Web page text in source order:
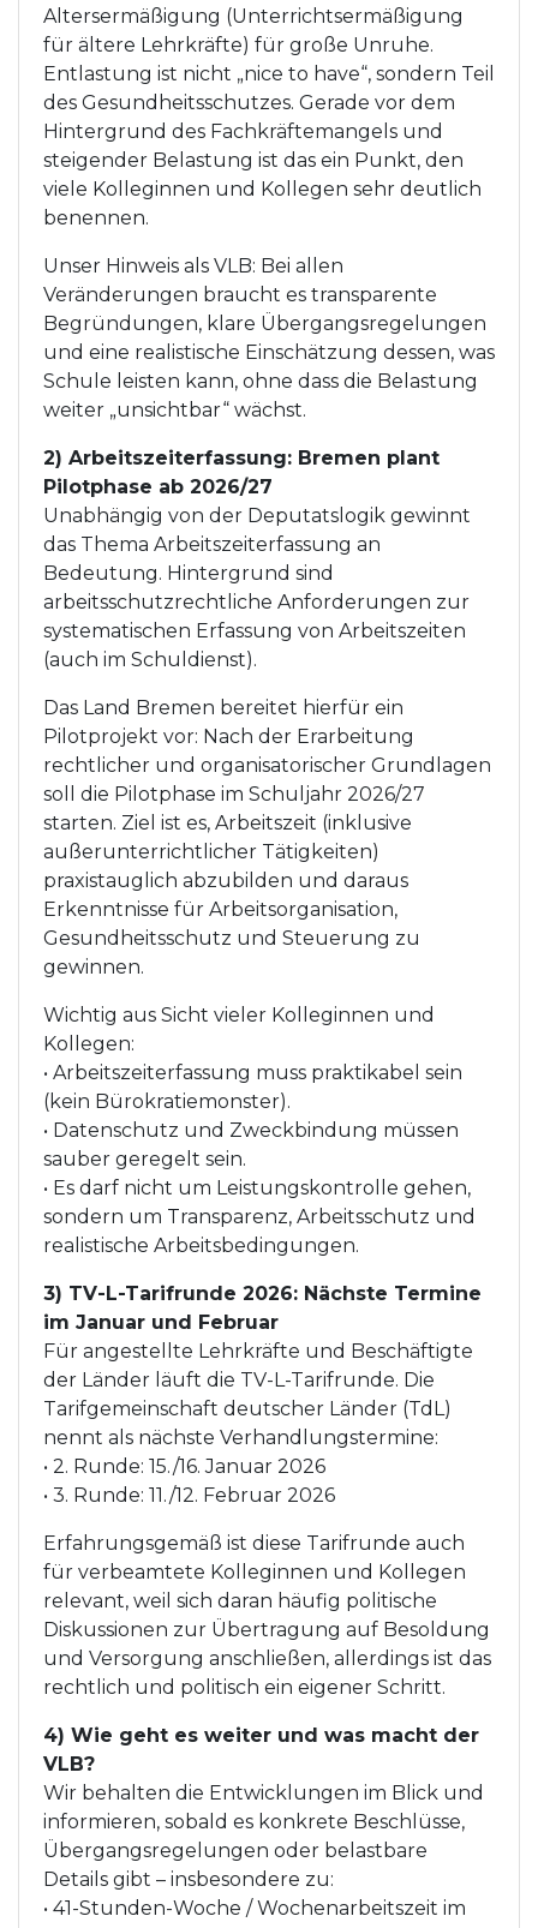
Altersermäßigung (Unterrichtsermäßigung
für ältere Lehrkräfte) für große Unruhe.
Entlastung ist nicht „nice to have“, sondern Teil
des Gesundheitsschutzes. Gerade vor dem
Hintergrund des Fachkräftemangels und
steigender Belastung ist das ein Punkt, den
viele Kolleginnen und Kollegen sehr deutlich
benennen.
Unser Hinweis als VLB: Bei allen
Veränderungen braucht es transparente
Begründungen, klare Übergangsregelungen
und eine realistische Einschätzung dessen, was
Schule leisten kann, ohne dass die Belastung
weiter „unsichtbar“ wächst.
2) Arbeitszeiterfassung: Bremen plant
Pilotphase ab 2026/27
Unabhängig von der Deputatslogik gewinnt
das Thema Arbeitszeiterfassung an
Bedeutung. Hintergrund sind
arbeitsschutzrechtliche Anforderungen zur
systematischen Erfassung von Arbeitszeiten
(auch im Schuldienst).
Das Land Bremen bereitet hierfür ein
Pilotprojekt vor: Nach der Erarbeitung
rechtlicher und organisatorischer Grundlagen
soll die Pilotphase im Schuljahr 2026/27
starten. Ziel ist es, Arbeitszeit (inklusive
außerunterrichtlicher Tätigkeiten)
praxistauglich abzubilden und daraus
Erkenntnisse für Arbeitsorganisation,
Gesundheitsschutz und Steuerung zu
gewinnen.
Wichtig aus Sicht vieler Kolleginnen und
Kollegen:
• Arbeitszeiterfassung muss praktikabel sein
(kein Bürokratiemonster).
• Datenschutz und Zweckbindung müssen
sauber geregelt sein.
• Es darf nicht um Leistungskontrolle gehen,
sondern um Transparenz, Arbeitsschutz und
realistische Arbeitsbedingungen.
3) TV-L-Tarifrunde 2026: Nächste Termine
im Januar und Februar
Für angestellte Lehrkräfte und Beschäftigte
der Länder läuft die TV-L-Tarifrunde. Die
Tarifgemeinschaft deutscher Länder (TdL)
nennt als nächste Verhandlungstermine:
• 2. Runde: 15./16. Januar 2026
• 3. Runde: 11./12. Februar 2026
Erfahrungsgemäß ist diese Tarifrunde auch
für verbeamtete Kolleginnen und Kollegen
relevant, weil sich daran häufig politische
Diskussionen zur Übertragung auf Besoldung
und Versorgung anschließen, allerdings ist das
rechtlich und politisch ein eigener Schritt.
4) Wie geht es weiter und was macht der
VLB?
Wir behalten die Entwicklungen im Blick und
informieren, sobald es konkrete Beschlüsse,
Übergangsregelungen oder belastbare
Details gibt – insbesondere zu:
• 41-Stunden-Woche / Wochenarbeitszeit im